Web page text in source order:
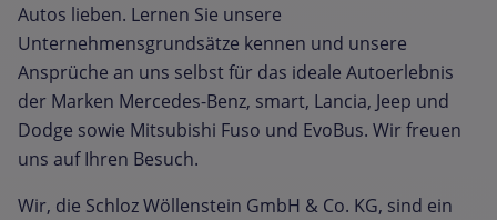
Autos lieben. Lernen Sie unsere
Unternehmensgrundsätze kennen und unsere
Ansprüche an uns selbst für das ideale Autoerlebnis
der Marken Mercedes-Benz, smart, Lancia, Jeep und
Dodge sowie Mitsubishi Fuso und EvoBus. Wir freuen
uns auf Ihren Besuch.
Wir, die Schloz Wöllenstein GmbH & Co. KG, sind ein